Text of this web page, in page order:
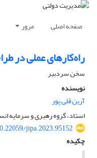
صفحه اصلی مرور
راه‌کارهای عملی در
سخن سردبیر
نویسنده
آرین قلی پور
استاد، گروه رهبری و سرمایه
jipa.2023.95152
چکیده